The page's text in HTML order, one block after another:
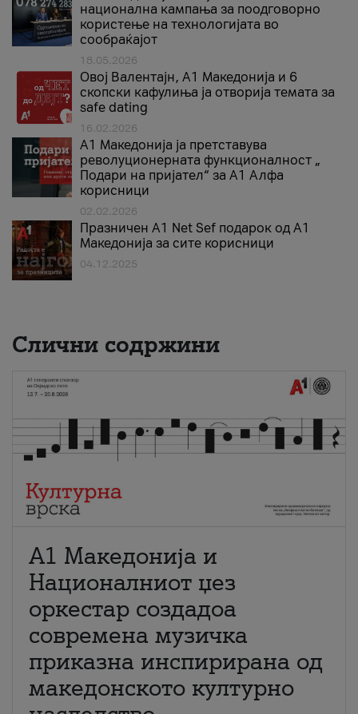
национална кампања за поодговорно
користење на технологијата во
сообраќајот
18.05.2026
Овој Валентајн, A1 Македонија и 6
скопски кафулиња ја отворија темата за
safe dating
16.02.2026
А1 Македонија ја претставува
револуционерната функционалност „
Подари на пријател“ за А1 Алфа
корисници
02.02.2026
Празничен A1 Net Sеf подарок од А1
Македонија за сите корисници
04.12.2025
Слични содржини
А1 Македонија и
Националниот џез
оркестар создадоа
современа музичка
приказна инспирирана од
македонското културно